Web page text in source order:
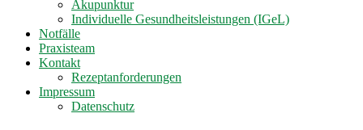
Akupunktur
Individuelle Gesundheitsleistungen (IGeL)
Notfälle
Praxisteam
Kontakt
Rezeptanforderungen
Impressum
Datenschutz